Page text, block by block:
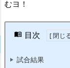
むヨ！
目次
試合結果